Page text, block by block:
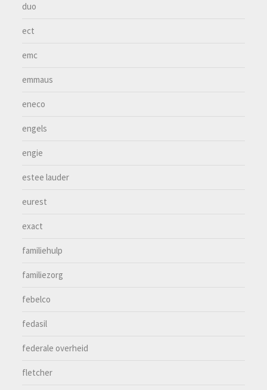
duo
ect
emc
emmaus
eneco
engels
engie
estee lauder
eurest
exact
familiehulp
familiezorg
febelco
fedasil
federale overheid
fletcher